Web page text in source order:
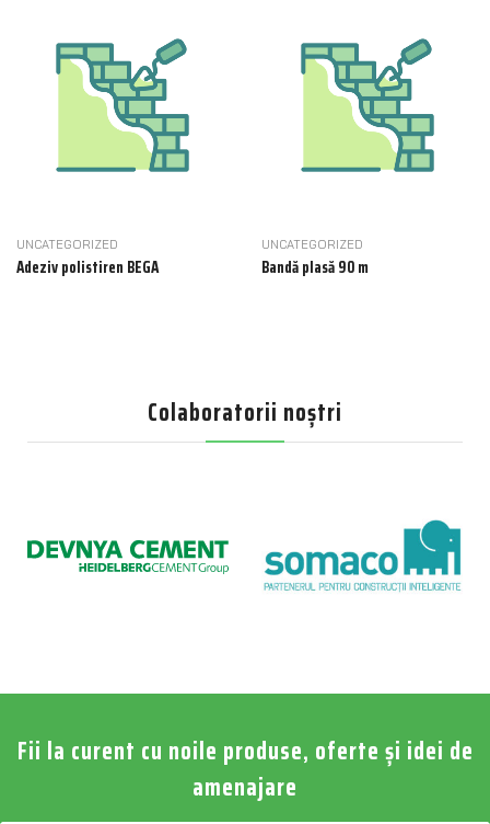
UNCATEGORIZED
Adeziv polistiren BEGA
UNCATEGORIZED
Bandă plasă 90 m
Colaboratorii noștri
Fii la curent cu noile produse, oferte și idei de
amenajare